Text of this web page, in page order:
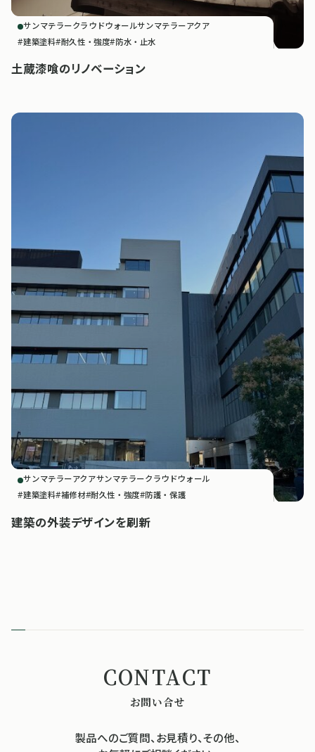
サンマテラークラウドウォールサンマテラーアクア
建築塗料 耐久性・強度 防水・止水
土蔵漆喰のリノベーション
サンマテラーアクアサンマテラークラウドウォール
建築塗料 補修材 耐久性・強度 防護・保護
建築の外装デザインを刷新
お問い合せ
製品へのご質問、お見積り、その他、